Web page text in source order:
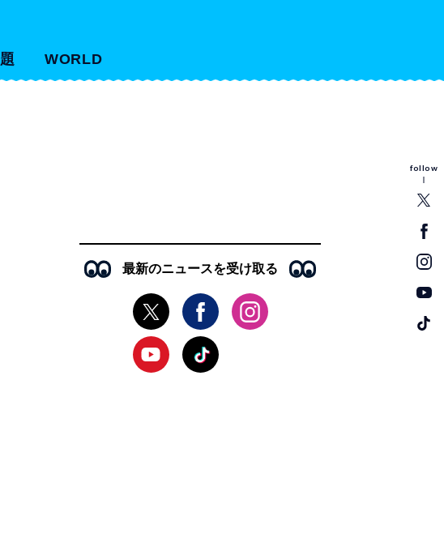
WORLD
follow
最新のニュースを受け取る